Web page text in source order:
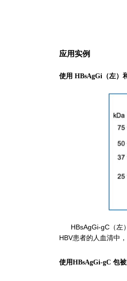
应用实例
使用 HBsAgGi（左）
HBsAgGi-gC（左
HBV患者的人血清中
使用HBsAgGi-gC 包